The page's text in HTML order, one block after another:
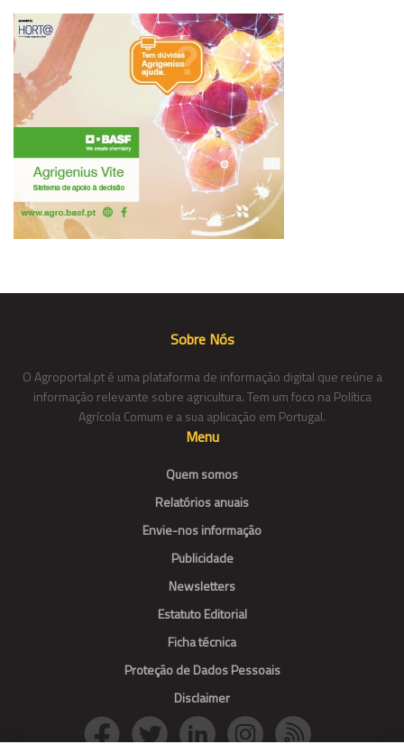
Sobre Nós
O Agroportal.pt é uma plataforma de informação digital que reúne a
informação relevante sobre agricultura. Tem um foco na Política
Agrícola Comum e a sua aplicação em Portugal.
Menu
Quem somos
Relatórios anuais
Envie-nos informação
Publicidade
Newsletters
Estatuto Editorial
Ficha técnica
Proteção de Dados Pessoais
Disclaimer